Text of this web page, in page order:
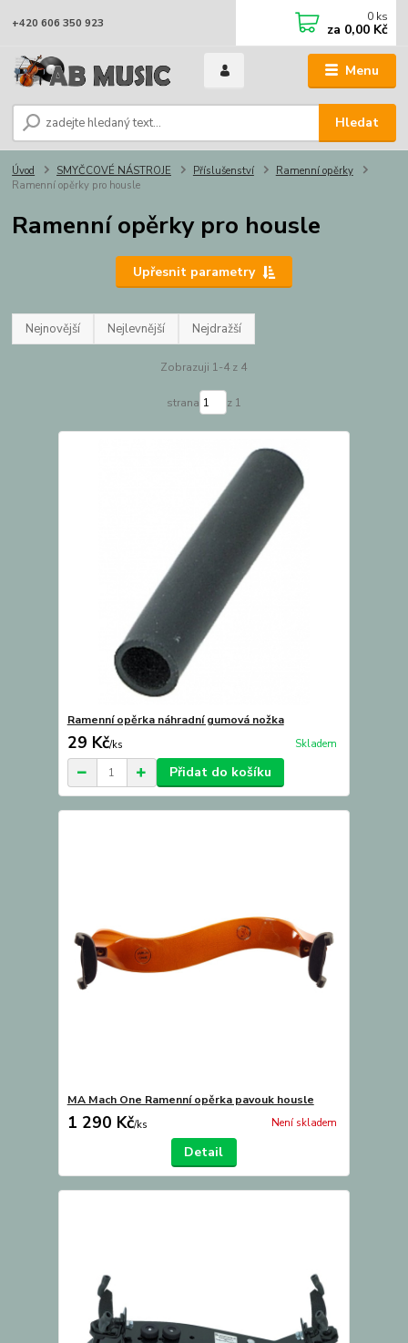
Menu
Hledat
+420 606 350 923 0 ks
za 0,00 Kč
Úvod SMYČCOVÉ NÁSTROJE Příslušenství
Ramenní opěrky
Ramenní opěrky pro housle
Ramenní opěrky pro housle
Upřesnit parametry
Nejnovější Nejlevnější Nejdražší
Zobrazuji 1-4 z 4
strana z 1
Ramenní opěrka náhradní gumová nožka
29 Kč/ks Skladem
Přidat do košíku
MA Mach One Ramenní opěrka pavouk housle
1 290 Kč/ks Není skladem
Detail